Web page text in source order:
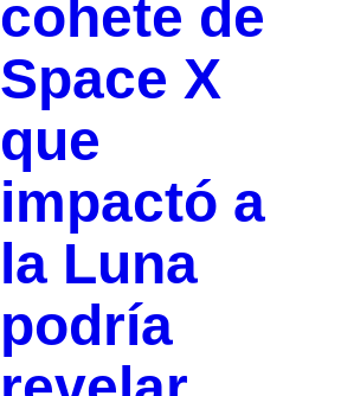
cohete de
Space X
que
impactó a
la Luna
podría